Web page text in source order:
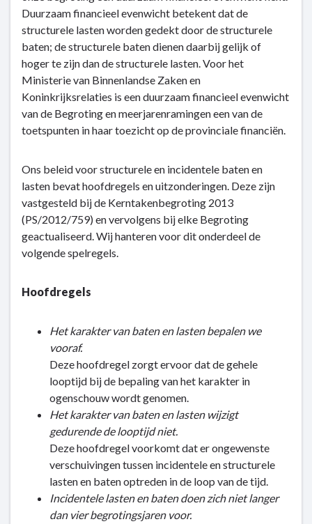
incidentele
baten
lasten
Inleiding
spelregels
Duurzaam financieel evenwicht betekent dat de
structurele lasten worden gedekt door de structurele
baten; de structurele baten dienen daarbij gelijk of
hoger te zijn dan de structurele lasten. Voor het
Ministerie van Binnenlandse Zaken en
Koninkrijksrelaties is een duurzaam financieel evenwicht
van de Begroting en meerjarenramingen een van de
toetspunten in haar toezicht op de provinciale financiën.
Ons beleid voor structurele en incidentele baten en
lasten bevat hoofdregels en uitzonderingen. Deze zijn
vastgesteld bij de Kerntakenbegroting 2013
(PS/2012/759) en vervolgens bij elke Begroting
geactualiseerd. Wij hanteren voor dit onderdeel de
volgende spelregels.
Hoofdregels
Het karakter van baten en lasten bepalen we
vooraf.
Deze hoofdregel zorgt ervoor dat de gehele
looptijd bij de bepaling van het karakter in
ogenschouw wordt genomen.
Het karakter van baten en lasten wijzigt
gedurende de looptijd niet.
Deze hoofdregel voorkomt dat er ongewenste
verschuivingen tussen incidentele en structurele
lasten en baten optreden in de loop van de tijd.
Incidentele lasten en baten doen zich niet langer
dan vier begrotingsjaren voor.